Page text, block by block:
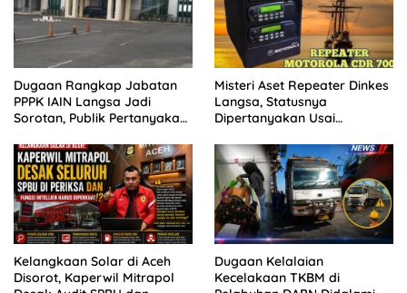
Dugaan Rangkap Jabatan
PPPK IAIN Langsa Jadi
Sorotan, Publik Pertanyakan
Misteri Aset Repeater Dinkes
Langsa, Statusnya
Dipertanyakan Usai
Kelangkaan Solar di Aceh
Disorot, Kaperwil Mitrapol
Dugaan Kelalaian
Kecelakaan TKBM di